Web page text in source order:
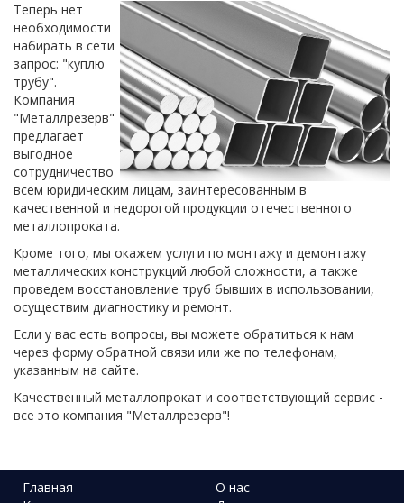
Теперь нет
необходимости
набирать в сети
запрос: "куплю
трубу".
Компания
"Металлрезерв"
предлагает
выгодное
сотрудничество
всем юридическим лицам, заинтересованным в
качественной и недорогой продукции отечественного
металлопроката.
Кроме того, мы окажем услуги по монтажу и демонтажу
металлических конструкций любой сложности, а также
проведем восстановление труб бывших в использовании,
осуществим диагностику и ремонт.
Если у вас есть вопросы, вы можете обратиться к нам
через форму обратной связи или же по телефонам,
указанным на сайте.
Качественный металлопрокат и соответствующий сервис -
все это компания "Металлрезерв"!
Главная
О нас